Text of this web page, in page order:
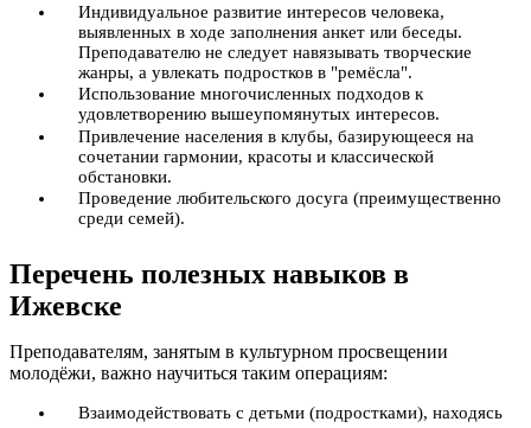
Индивидуальное развитие интересов человека,
выявленных в ходе заполнения анкет или беседы.
Преподавателю не следует навязывать творческие
жанры, а увлекать подростков в "ремёсла".
Использование многочисленных подходов к
удовлетворению вышеупомянутых интересов.
Привлечение населения в клубы, базирующееся на
сочетании гармонии, красоты и классической
обстановки.
Проведение любительского досуга (преимущественно
среди семей).
Перечень полезных навыков в
Ижевске
Преподавателям, занятым в культурном просвещении
молодёжи, важно научиться таким операциям:
Взаимодействовать с детьми (подростками), находясь